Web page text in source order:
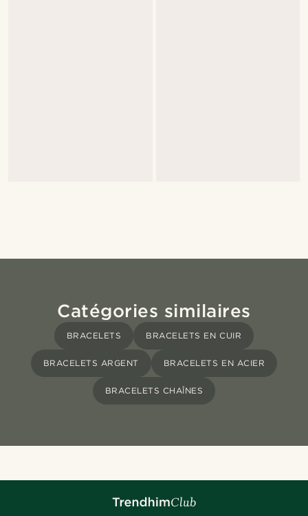
Catégories similaires
BRACELETS BRACELETS EN CUIR
BRACELETS ARGENT BRACELETS EN ACIER
BRACELETS CHAÎNES